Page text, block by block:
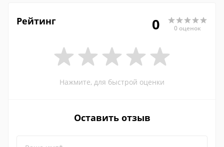
Рейтинг 0 0 оценок
Нажмите, для быстрой оценки
Оставить отзыв